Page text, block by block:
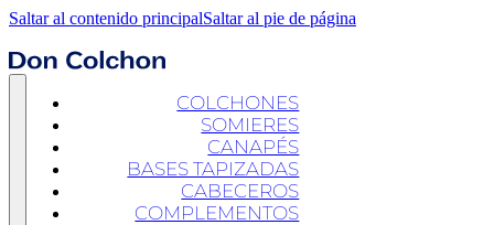
Saltar al contenido principalSaltar al pie de página
COLCHONES
SOMIERES
CANAPÉS
BASES TAPIZADAS
CABECEROS
COMPLEMENTOS